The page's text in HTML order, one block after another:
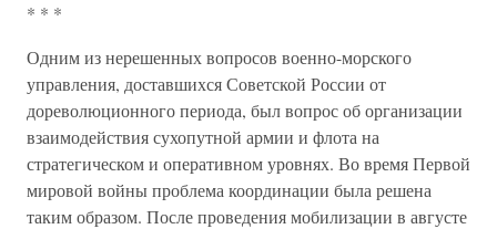
* * *
Одним из нерешенных вопросов военно-морского
управления, доставшихся Советской России от
дореволюционного периода, был вопрос об организации
взаимодействия сухопутной армии и флота на
стратегическом и оперативном уровнях. Во время Первой
мировой войны проблема координации была решена
таким образом. После проведения мобилизации в августе